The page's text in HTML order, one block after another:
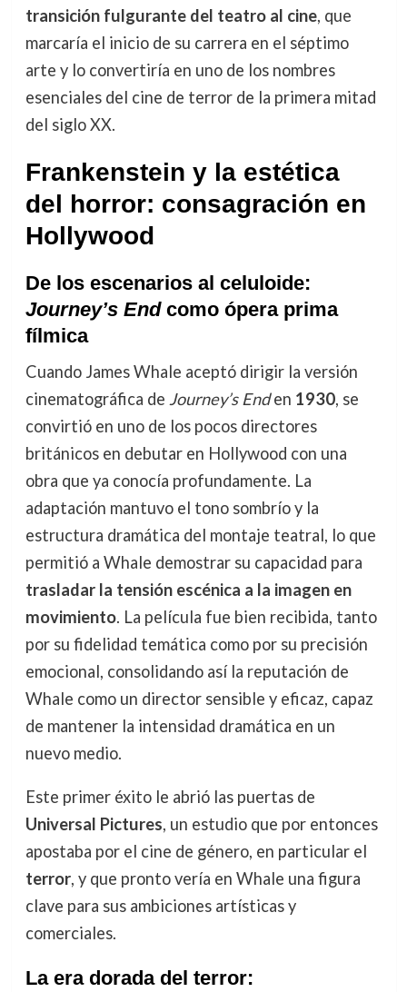
transición fulgurante del teatro al cine, que
marcaría el inicio de su carrera en el séptimo
arte y lo convertiría en uno de los nombres
esenciales del cine de terror de la primera mitad
del siglo XX.
Frankenstein y la estética
del horror: consagración en
Hollywood
De los escenarios al celuloide:
Journey’s Endcomo ópera prima
fílmica
Cuando James Whale aceptó dirigir la versión
cinematográfica de Journey’s Enden 1930, se
convirtió en uno de los pocos directores
británicos en debutar en Hollywood con una
obra que ya conocía profundamente. La
adaptación mantuvo el tono sombrío y la
estructura dramática del montaje teatral, lo que
permitió a Whale demostrar su capacidad para
trasladar la tensión escénica a la imagen en
movimiento. La película fue bien recibida, tanto
por su fidelidad temática como por su precisión
emocional, consolidando así la reputación de
Whale como un director sensible y eficaz, capaz
de mantener la intensidad dramática en un
nuevo medio.
Este primer éxito le abrió las puertas de
Universal Pictures, un estudio que por entonces
apostaba por el cine de género, en particular el
terror, y que pronto vería en Whale una figura
clave para sus ambiciones artísticas y
comerciales.
La era dorada del terror: